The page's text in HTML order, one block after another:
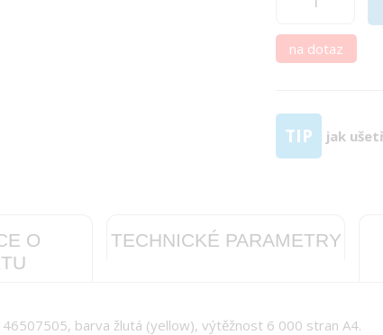
na dotaz
TIP jak
O
TECHNICKÉ PARAMETRY
barva žlutá (yellow), výtěžnost 6 000 stran A4.